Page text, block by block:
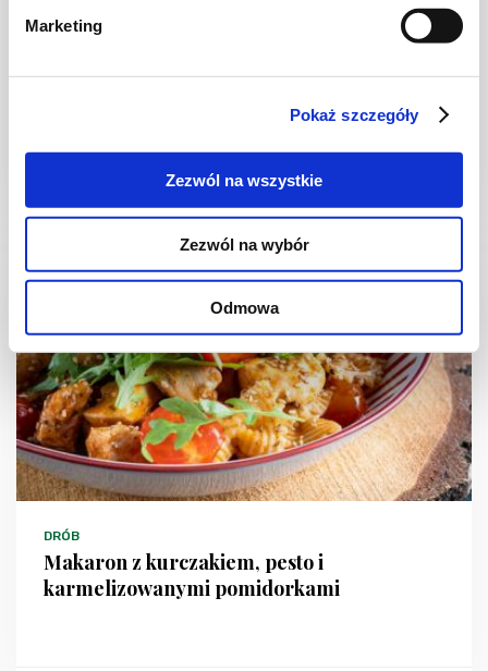
Marketing
Pokaż szczegóły
Zezwól na wszystkie
Zezwól na wybór
Odmowa
MENU MALUCHA
3306 kcal
DRÓB
Makaron z kurczakiem, pesto i
karmelizowanymi pomidorkami